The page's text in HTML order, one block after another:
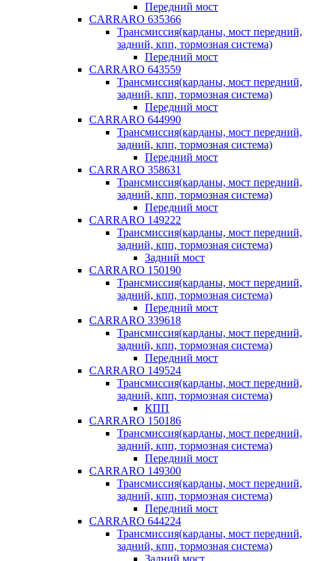
Передний мост
CARRARO 635366
Трансмиссия(карданы, мост передний,
задний, кпп, тормозная система)
Передний мост
CARRARO 643559
Трансмиссия(карданы, мост передний,
задний, кпп, тормозная система)
Передний мост
CARRARO 644990
Трансмиссия(карданы, мост передний,
задний, кпп, тормозная система)
Передний мост
CARRARO 358631
Трансмиссия(карданы, мост передний,
задний, кпп, тормозная система)
Передний мост
CARRARO 149222
Трансмиссия(карданы, мост передний,
задний, кпп, тормозная система)
Задний мост
CARRARO 150190
Трансмиссия(карданы, мост передний,
задний, кпп, тормозная система)
Передний мост
CARRARO 339618
Трансмиссия(карданы, мост передний,
задний, кпп, тормозная система)
Передний мост
CARRARO 149524
Трансмиссия(карданы, мост передний,
задний, кпп, тормозная система)
КПП
CARRARO 150186
Трансмиссия(карданы, мост передний,
задний, кпп, тормозная система)
Передний мост
CARRARO 149300
Трансмиссия(карданы, мост передний,
задний, кпп, тормозная система)
Передний мост
CARRARO 644224
Трансмиссия(карданы, мост передний,
задний, кпп, тормозная система)
Задний мост